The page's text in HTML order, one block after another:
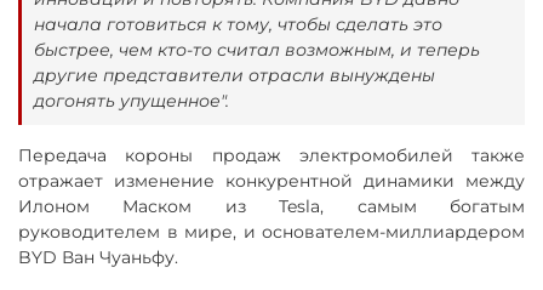
начала готовиться к тому, чтобы сделать это
быстрее, чем кто-то считал возможным, и теперь
другие представители отрасли вынуждены
догонять упущенное".
Передача короны продаж электромобилей также
отражает изменение конкурентной динамики между
Илоном Маском из Tesla, самым богатым
руководителем в мире, и основателем-миллиардером
BYD Ван Чуаньфу.